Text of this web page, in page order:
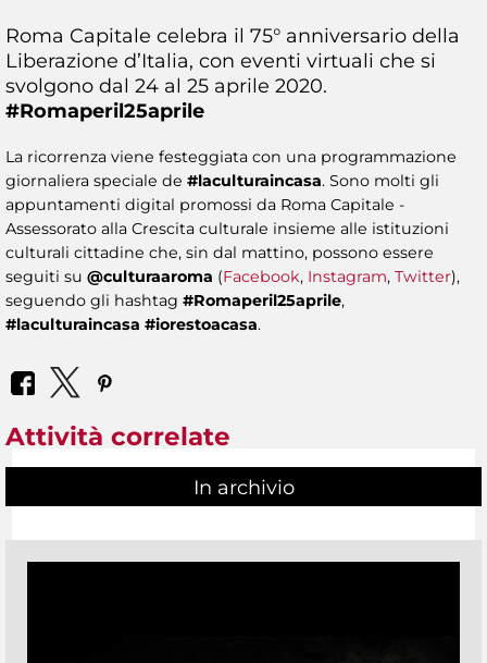
Roma Capitale celebra il 75° anniversario della
Liberazione d’Italia, con eventi virtuali che si
svolgono dal 24 al 25 aprile 2020.
#Romaperil25aprile
La ricorrenza viene festeggiata con una programmazione
giornaliera speciale de #laculturaincasa. Sono molti gli
appuntamenti digital promossi da Roma Capitale -
Assessorato alla Crescita culturale insieme alle istituzioni
culturali cittadine che, sin dal mattino, possono essere
seguiti su @culturaaroma (Facebook, Instagram, Twitter),
seguendo gli hashtag #Romaperil25aprile,
#laculturaincasa #iorestoacasa.
Attività correlate
In archivio